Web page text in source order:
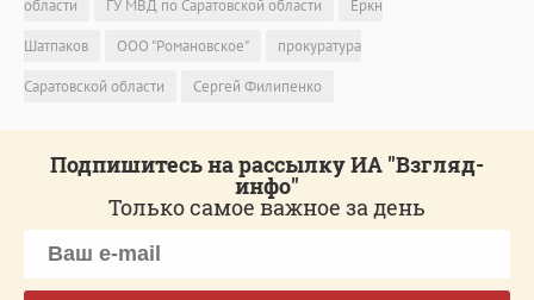
области ГУ МВД по Саратовской области
Еркн
Шатпаков
ООО "Романовское"
прокуратура
Саратовской области
Сергей Филипенко
Подпишитесь на рассылку ИА "Взгляд-
инфо"
Только самое важное за день